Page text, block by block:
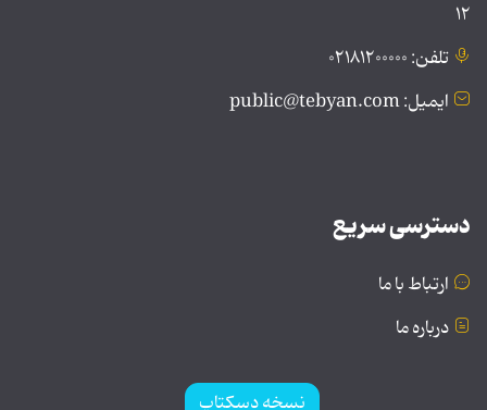
۱۲
تلفن: ۰۲۱۸۱۲۰۰۰۰۰
ایمیل: public@tebyan.com
دسترسی سریع
ارتباط با ما
درباره ما
نسخه دسکتاپ